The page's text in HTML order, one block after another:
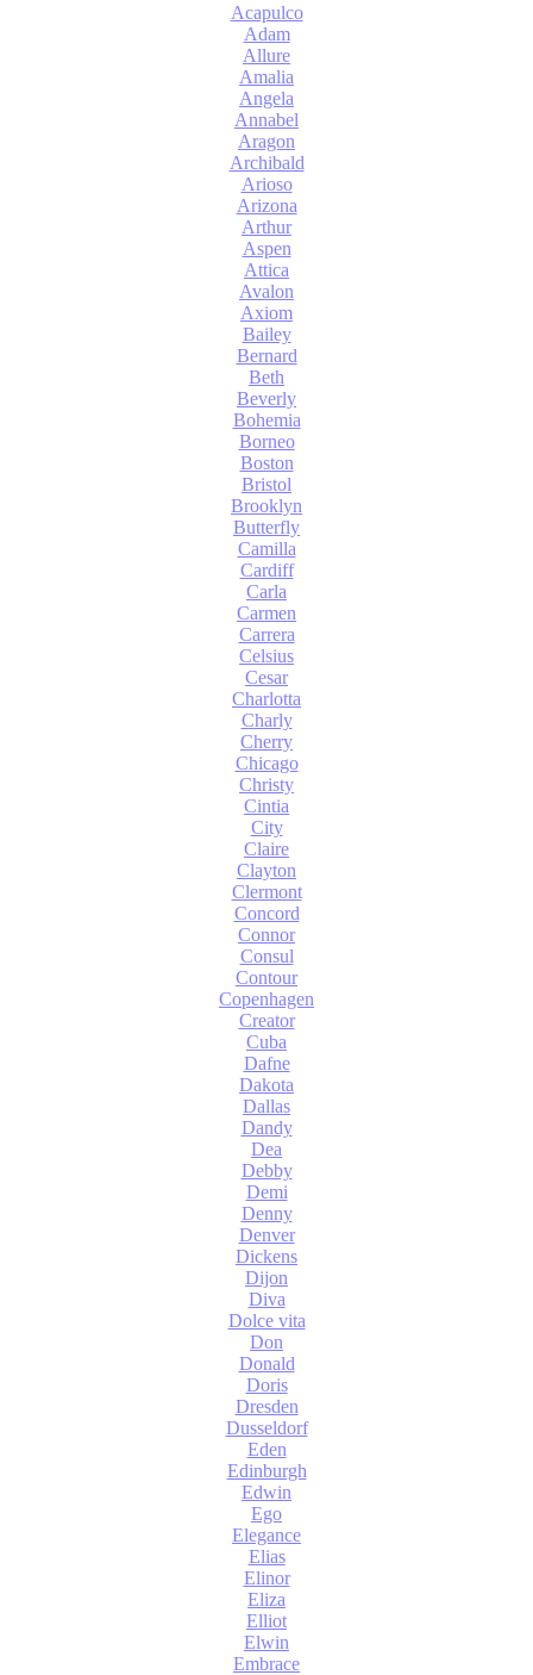
Acapulco
Adam
Allure
Amalia
Angela
Annabel
Aragon
Archibald
Arioso
Arizona
Arthur
Aspen
Attica
Avalon
Axiom
Bailey
Bernard
Beth
Beverly
Bohemia
Borneo
Boston
Bristol
Brooklyn
Butterfly
Camilla
Cardiff
Carla
Carmen
Carrera
Celsius
Cesar
Charlotta
Charly
Cherry
Chicago
Christy
Cintia
City
Claire
Clayton
Clermont
Concord
Connor
Consul
Contour
Copenhagen
Creator
Cuba
Dafne
Dakota
Dallas
Dandy
Dea
Debby
Demi
Denny
Denver
Dickens
Dijon
Diva
Dolce vita
Don
Donald
Doris
Dresden
Dusseldorf
Eden
Edinburgh
Edwin
Ego
Elegance
Elias
Elinor
Eliza
Elliot
Elwin
Embrace